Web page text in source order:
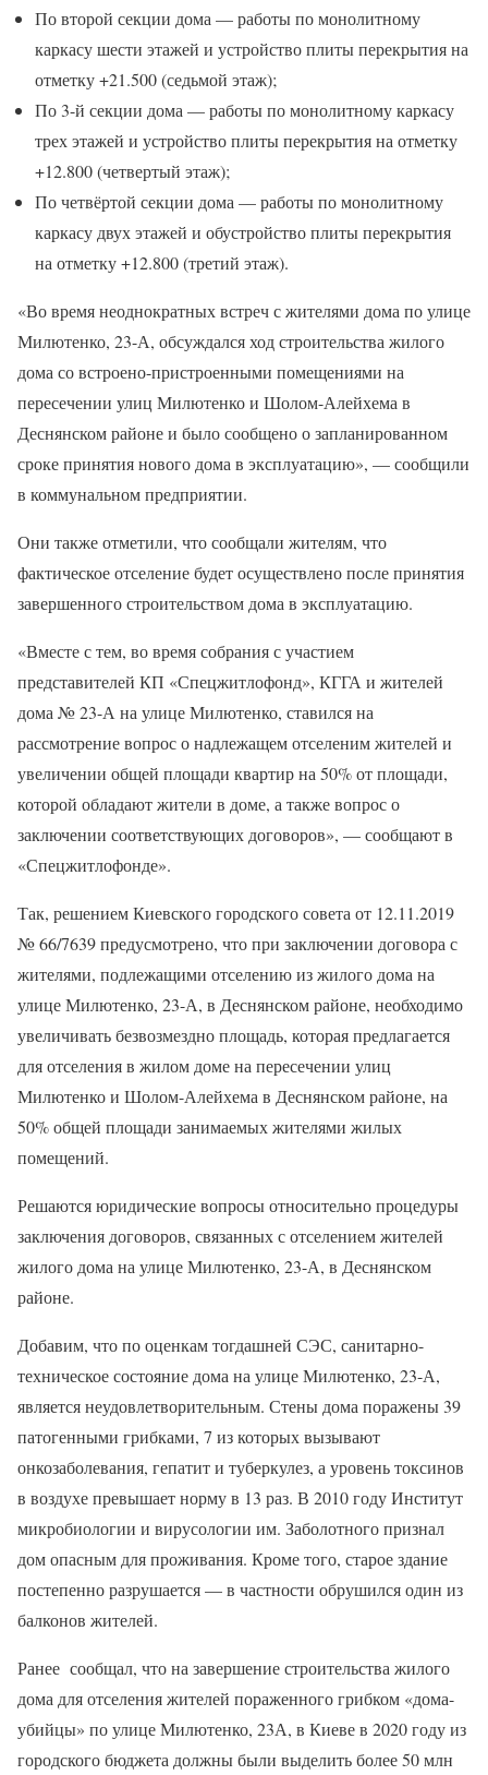
По второй секции дома — работы по монолитному
каркасу шести этажей и устройство плиты перекрытия на
отметку +21.500 (седьмой этаж);
По 3-й секции дома — работы по монолитному каркасу
трех этажей и устройство плиты перекрытия на отметку
+12.800 (четвертый этаж);
По четвёртой секции дома — работы по монолитному
каркасу двух этажей и обустройство плиты перекрытия
на отметку +12.800 (третий этаж).
«Во время неоднократных встреч с жителями дома по улице
Милютенко, 23-А, обсуждался ход строительства жилого
дома со встроено-пристроенными помещениями на
пересечении улиц Милютенко и Шолом-Алейхема в
Деснянском районе и было сообщено о запланированном
сроке принятия нового дома в эксплуатацию», — сообщили
в коммунальном предприятии.
Они также отметили, что сообщали жителям, что
фактическое отселение будет осуществлено после принятия
завершенного строительством дома в эксплуатацию.
«Вместе с тем, во время собрания с участием
представителей КП «Спецжитлофонд», КГГА и жителей
дома № 23-А на улице Милютенко, ставился на
рассмотрение вопрос о надлежащем отселеним жителей и
увеличении общей площади квартир на 50% от площади,
которой обладают жители в доме, а также вопрос о
заключении соответствующих договоров», — сообщают в
«Спецжитлофонде».
Так, решением Киевского городского совета от 12.11.2019
№ 66/7639 предусмотрено, что при заключении договора с
жителями, подлежащими отселению из жилого дома на
улице Милютенко, 23-А, в Деснянском районе, необходимо
увеличивать безвозмездно площадь, которая предлагается
для отселения в жилом доме на пересечении улиц
Милютенко и Шолом-Алейхема в Деснянском районе, на
50% общей площади занимаемых жителями жилых
помещений.
Решаются юридические вопросы относительно процедуры
заключения договоров, связанных с отселением жителей
жилого дома на улице Милютенко, 23-А, в Деснянском
районе.
Добавим, что по оценкам тогдашней СЭС, санитарно-
техническое состояние дома на улице Милютенко, 23-А,
является неудовлетворительным. Стены дома поражены 39
патогенными грибками, 7 из которых вызывают
онкозаболевания, гепатит и туберкулез, а уровень токсинов
в воздухе превышает норму в 13 раз. В 2010 году Институт
микробиологии и вирусологии им. Заболотного признал
дом опасным для проживания. Кроме того, старое здание
постепенно разрушается — в частности обрушился один из
балконов жителей.
Ранее сообщал, что на завершение строительства жилого
дома для отселения жителей пораженного грибком «дома-
убийцы» по улице Милютенко, 23А, в Киеве в 2020 году из
городского бюджета должны были выделить более 50 млн